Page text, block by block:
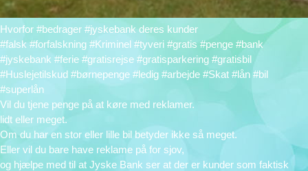
Hvorfor #bedrager #jyskebank deres kunder
#falsk #forfalskning #Kriminel #tyveri #gratis #penge #bank
#jyskebank #ferie #gratisrejse #gratisparkering #gratisbil
#Huslejetilskud #børnepenge #ledig #arbejde #Skat #lån #bil
#superlån
Vil du tjene penge på at køre med reklamer.
lidt eller meget.
Om du har en stor eller lille bil betyder ikke så meget.
Eller vil du bare have reklame på for sjov,
og hjælpe med til at Jyske Bank ser at der er kunder som faktisk